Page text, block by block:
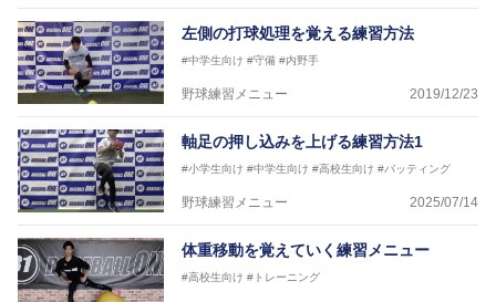
左側の打球処理を覚える練習方法
#中学生向け #守備 #内野手
野球練習メニュー 2019/12/23
軸足の押し込みを上げる練習方法1
#小学生向け #中学生向け #高校生向け #バッティング
野球練習メニュー 2025/07/14
体重移動を覚えていく練習メニュー
#高校生向け #トレーニング